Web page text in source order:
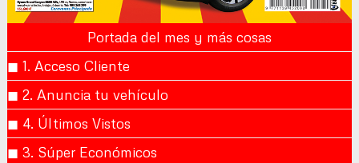
Portada del mes y más cosas
◼︎ 1. Acceso Cliente
◼︎ 2. Anuncia tu vehículo
◼︎ 4. Últimos Vistos
◼︎ 3. Súper Económicos